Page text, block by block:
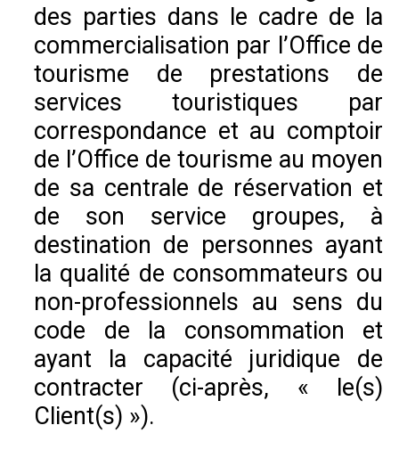
des parties dans le cadre de la
commercialisation par l’Office de
tourisme de prestations de
services touristiques par
correspondance et au comptoir
de l’Office de tourisme au moyen
de sa centrale de réservation et
de son service groupes, à
destination de personnes ayant
la qualité de consommateurs ou
non-professionnels au sens du
code de la consommation et
ayant la capacité juridique de
contracter (ci-après, « le(s)
Client(s) »).